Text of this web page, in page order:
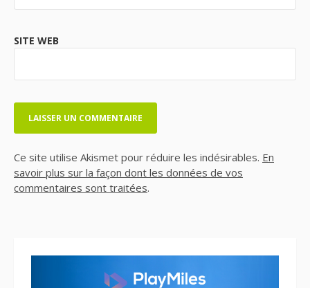
SITE WEB
Ce site utilise Akismet pour réduire les indésirables. En
savoir plus sur la façon dont les données de vos
commentaires sont traitées.